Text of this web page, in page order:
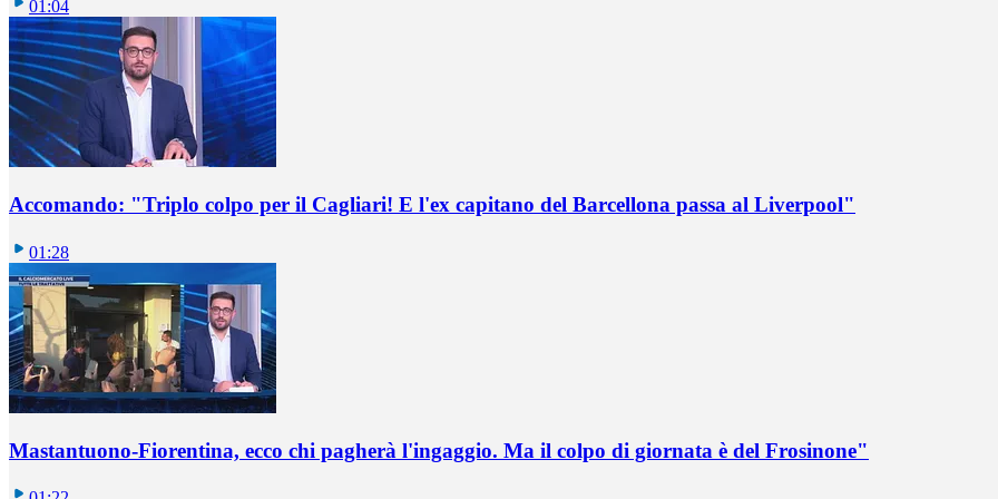
01:04
Accomando: "Triplo colpo per il Cagliari! E l'ex capitano del Barcellona passa al Liverpool"
01:28
Mastantuono-Fiorentina, ecco chi pagherà l'ingaggio. Ma il colpo di giornata è del Frosinone"